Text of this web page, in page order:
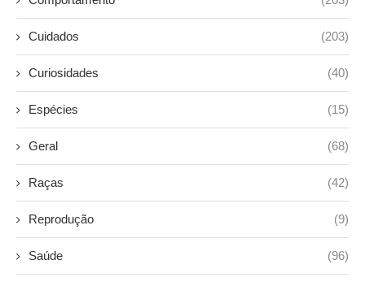
Cuidados (203)
Curiosidades (40)
Espécies (15)
Geral (68)
Raças (42)
Reprodução (9)
Saúde (96)